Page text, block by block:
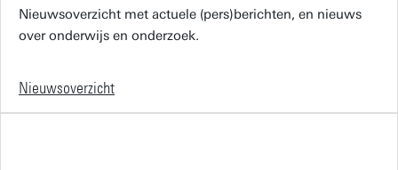
Nieuwsoverzicht met actuele (pers)berichten, en nieuws
over onderwijs en onderzoek.
Nieuwsoverzicht